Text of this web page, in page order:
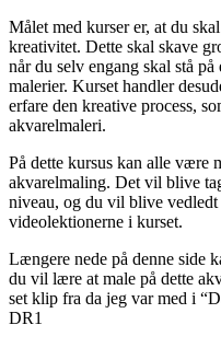
Målet med kurser er, at du
kreativitet. Dette skal skave
når du selv engang skal stå
malerier. Kurset handler
erfare den kreative process,
akvarelmaleri.
På dette kursus kan alle være
akvarelmaling. Det vil blive
niveau, og du vil blive
videolektionerne i kurset.
Længere nede på denne side
du vil lære at male på dette
set klip fra da jeg var med i
DR1